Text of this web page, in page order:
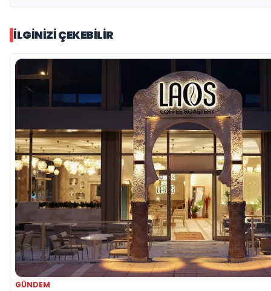
İLGINIZI ÇEKEBILIR
GÜNDEM